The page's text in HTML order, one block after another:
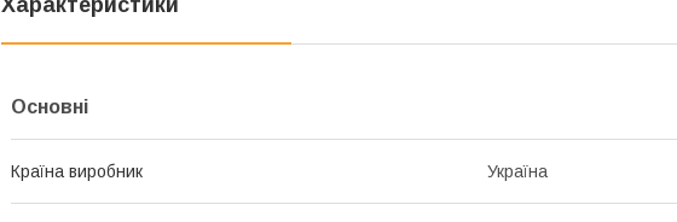
Основні
Країна виробник Україна